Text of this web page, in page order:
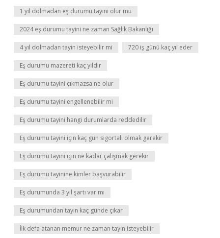
1 yıl dolmadan eş durumu tayini olur mu
2024 eş durumu tayini ne zaman Sağlık Bakanlığı
4 yıl dolmadan tayin isteyebilir mi 720 iş günü kaç yıl eder
Eş durumu mazereti kaç yıldır
Eş durumu tayini çıkmazsa ne olur
Eş durumu tayini engellenebilir mi
Eş durumu tayini hangi durumlarda reddedilir
Eş durumu tayini için kaç gün sigortalı olmak gerekir
Eş durumu tayini için ne kadar çalışmak gerekir
Eş durumu tayinine kimler başvurabilir
Eş durumunda 3 yıl şartı var mı
Eş durumundan tayin kaç günde çıkar
İlk defa atanan memur ne zaman tayin isteyebilir